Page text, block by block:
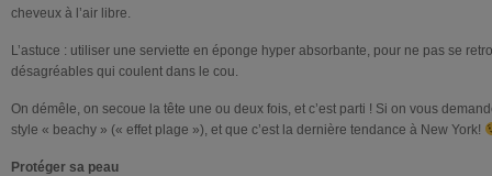
cheveux à l’air libre.
L’astuce : utiliser une serviette en éponge hyper absorbante, pour ne pas se
désagréables qui coulent dans le cou.
On démêle, on secoue la tête une ou deux fois, et c’est parti ! Si on vous
style « beachy » (« effet plage »), et que c’est la dernière tendance à New York!
Protéger sa peau